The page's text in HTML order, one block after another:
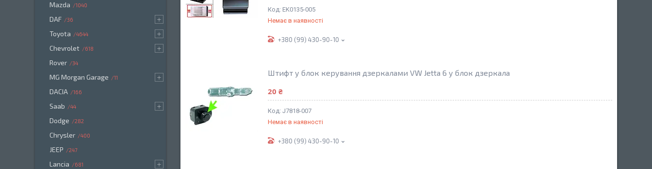
EK0135-005
Немає в наявності
+380 (99) 430-90-10
Штифт у блок керування дзеркалами VW Jetta 6 у блок дзеркала
20 ₴
J7818-007
Немає в наявності
+380 (99) 430-90-10
Mazda 1040
DAF 36
Toyota 4644
Chevrolet 618
Rover 34
MG Morgan Garage 11
DACIA 166
Saab 44
Dodge 282
Chrysler 400
JEEP 247
Lancia 681